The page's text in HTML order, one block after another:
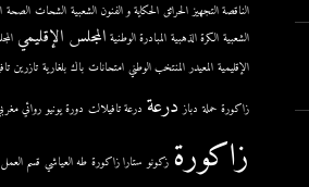
الناقصة التجهيز الحرائق الحكاية و الفنون الشعبية الشحات الصحة
الشعبية الكرة الذهبية المبادرة الوطنية المجلس الإقليمي
الإقليمية المعيدر المنتخب الوطني امتحانات باك بلغارية تازرين
زاكورة حملة دباز درعة درعة تافيلالت دورة يونيو روائي
زاكورة زكونو ستارا زاكورة طه العياشي قسم